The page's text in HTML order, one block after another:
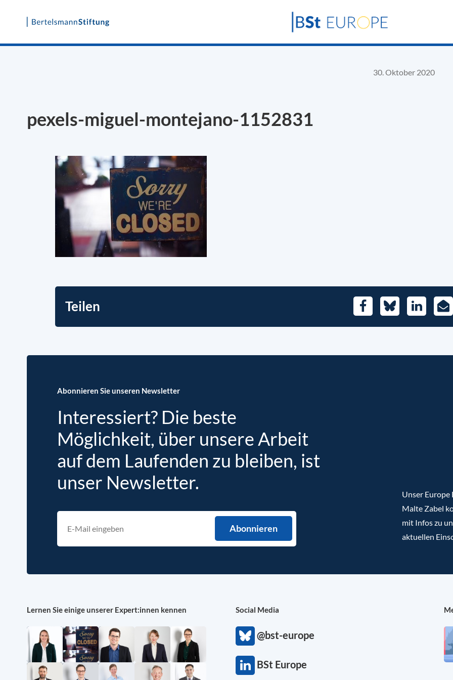
Skip
30. Oktober 2020
pexels-miguel-montejano-1152831
Teilen FacebookBlueskyLinkedIn
E-
Abonnieren Sie unseren Newsletter
Interessiert? Die beste
Möglichkeit, über unsere Arbeit
auf dem Laufenden zu bleiben, ist
unser Newsletter.
Unser
Malte Zabel
mit Infos zu
aktuellen
Lernen Sie einige unserer Expert:innen kennen Social Media
@bst-europe
BSt Europe